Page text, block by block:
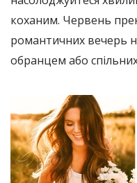
коханим. Червень
романтичних вечерь
обранцем або